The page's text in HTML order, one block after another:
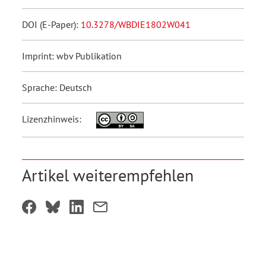
DOI (E-Paper): 10.3278/WBDIE1802W041
Imprint: wbv Publikation
Sprache: Deutsch
Lizenzhinweis:
Artikel weiterempfehlen